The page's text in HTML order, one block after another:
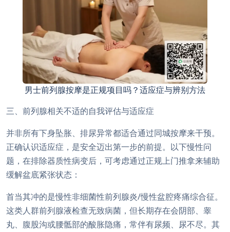
男士前列腺按摩是正规项目吗？适应症与辨别方法
三、前列腺相关不适的自我评估与适应症
并非所有下身坠胀、排尿异常都适合通过同城按摩来干预。
正确认识适应症，是安全迈出第一步的前提。以下慢性问
题，在排除器质性病变后，可考虑通过正规上门推拿来辅助
缓解盆底紧张状态：
首当其冲的是慢性非细菌性前列腺炎/慢性盆腔疼痛综合征。
这类人群前列腺液检查无致病菌，但长期存在会阴部、睾
丸、腹股沟或腰骶部的酸胀隐痛，常伴有尿频、尿不尽。其